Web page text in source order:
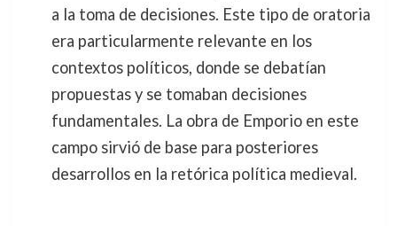
a la toma de decisiones. Este tipo de oratoria
era particularmente relevante en los
contextos políticos, donde se debatían
propuestas y se tomaban decisiones
fundamentales. La obra de Emporio en este
campo sirvió de base para posteriores
desarrollos en la retórica política medieval.